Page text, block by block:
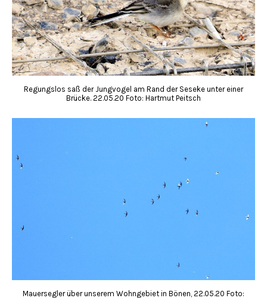
Regungslos saß der Jungvogel am Rand der Seseke unter einer
Brücke. 22.05.20 Foto: Hartmut Peitsch
Mauersegler über unserem Wohngebiet in Bönen, 22.05.20 Foto: